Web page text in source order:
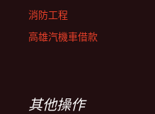
消防工程
高雄汽機車借款
其他操作